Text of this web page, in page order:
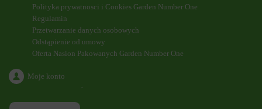
Polityka prywatnosci i Cookies Garden Number One
Regulamin
Przetwarzanie danych osobowych
Odstąpienie od umowy
Oferta Nasion Pakowanych Garden Number One
Moje konto
`